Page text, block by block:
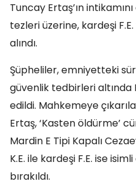
Tuncay Ertaş’ın
tezleri üzerine, kardeşi
alındı.
Şüpheliler, emniyetteki
güvenlik tedbirleri altında
edildi. Mahkemeye
Ertaş, ‘Kasten öldürme’
Mardin E Tipi Kapalı
K.E. ile kardeşi F.E. ise
bırakıldı.